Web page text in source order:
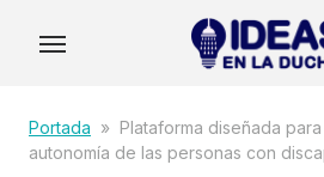
contentPortada » Plataforma diseñada
autonomía de las personas con